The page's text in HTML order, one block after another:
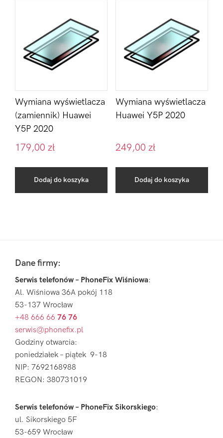
Wymiana wyświetlacza
(zamiennik) Huawei
Y5P 2020
179,00 zł
Dodaj do koszyka
Wymiana wyświetlacza
Huawei Y5P 2020
249,00 zł
Dodaj do koszyka
Sidebar
FooterDane firmy:
Serwis telefonów – PhoneFix Wiśniowa:
Al. Wiśniowa 36A pokój 118
53-137 Wrocław
+48 666 66 76 76
serwis@phonefix.pl
Godziny otwarcia:
poniedziałek – piątek 9-18
NIP: 7692168988
REGON: 380731019
Serwis telefonów – PhoneFix Sikorskiego:
ul. Sikorskiego 5F
53-659 Wrocław